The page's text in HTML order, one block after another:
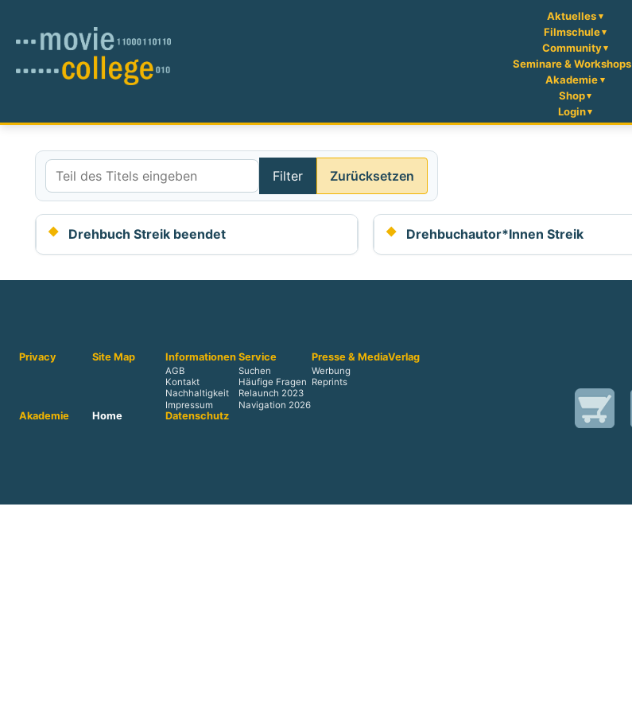
Aktuelles
Filmschule
Community
Seminare & Workshops
Akademie
Shop
Login
Teil des Titels eingeben
Filter Zurücksetzen
Drehbuch Streik beendet Drehbuchautor*Innen Streik
Privacy Site Map Informationen
AGB
Kontakt
Nachhaltigkeit
Impressum
Service
Suchen
Häufige Fragen
Relaunch 2023
Navigation 2026
Presse & Media
Werbung
Reprints
Verlag
Akademie Home Datenschutz